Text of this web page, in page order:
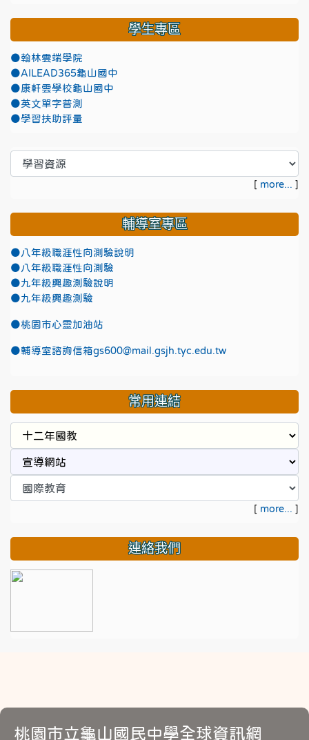
學生專區
●翰林雲端學院
●AILEAD365龜山國中
●康軒雲學校龜山國中
●英文單字普測
●學習扶助評量
[ more... ]
輔導室專區
●八年級職涯性向測驗說明
●八年級職涯性向測驗
●九年級興趣測驗說明
●九年級興趣測驗
●桃園市心靈加油站
●輔導室諮詢信箱gs600@mail.gsjh.tyc.edu.tw
常用連結
[ more... ]
連絡我們
桃園市立龜山國民中學全球資訊網